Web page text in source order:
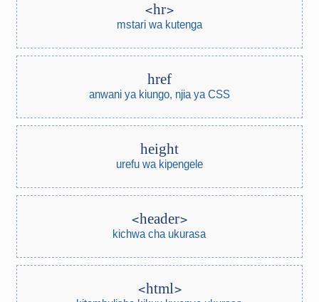
hr
mstari wa kutenga
href
anwani ya kiungo, njia ya CSS
height
urefu wa kipengele
header
kichwa cha ukurasa
html